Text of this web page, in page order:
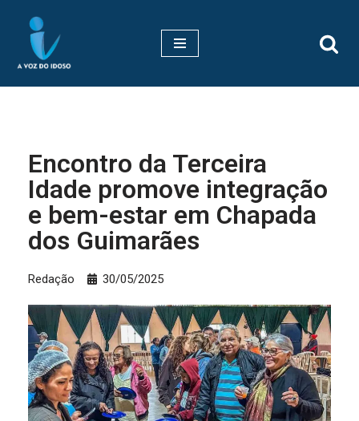
Pular
para
Encontro da Terceira
Idade promove integração
e bem-estar em Chapada
dos Guimarães
Redação 30/05/2025